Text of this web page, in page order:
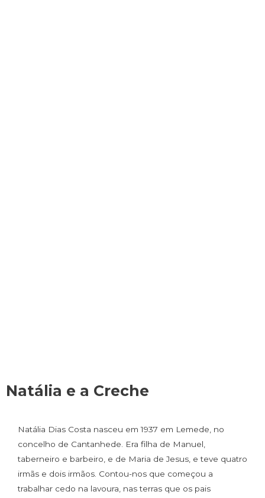
Natália e a Creche
Natália Dias Costa nasceu em 1937 em Lemede, no
concelho de Cantanhede. Era filha de Manuel,
taberneiro e barbeiro, e de Maria de Jesus, e teve quatro
irmãs e dois irmãos. Contou-nos que começou a
trabalhar cedo na lavoura, nas terras que os pais